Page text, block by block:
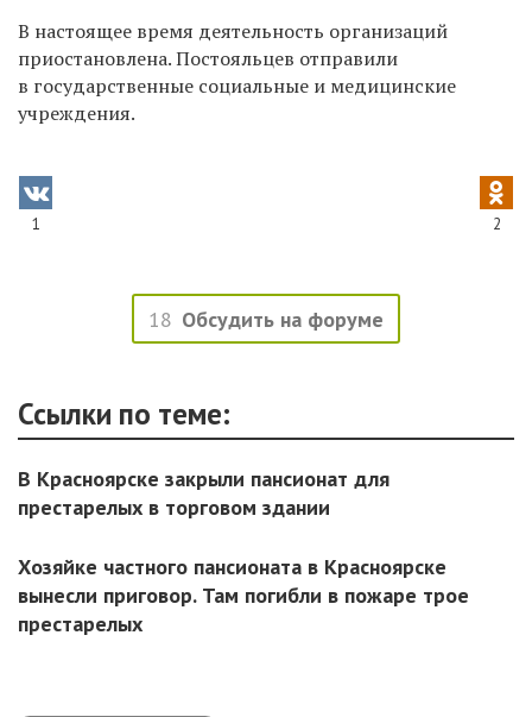
В настоящее время деятельность организаций
приостановлена. Постояльцев отправили
в государственные социальные и медицинские
учреждения.
1 2
18 Обсудить на форуме
Ссылки по теме:
В Красноярске закрыли пансионат для
престарелых в торговом здании
Хозяйке частного пансионата в Красноярске
вынесли приговор. Там погибли в пожаре трое
престарелых